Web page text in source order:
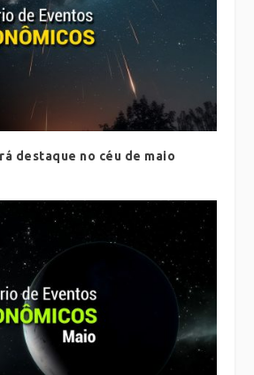
destaque no céu de maio